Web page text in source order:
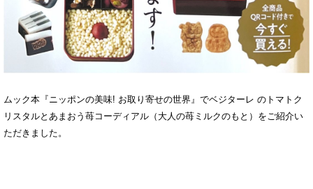
ムック本『ニッポンの美味! お取り寄せの世界』でベジターレ のトマトク
リスタルとあまおう苺コーディアル（大人の苺ミルクのもと）をご紹介い
ただきました。